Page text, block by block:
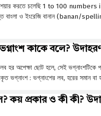
করতে চলেছি 1 to 100
বাংলা ও ইংরেজি বানান (banan/
কাকে বলে?
হর অপেক্ষা ছােট হলে, সেই ভগ্নাংশটিকে
ভগ্নাংশ : ভগ্নাংশের লব, হরের সমান
কয় প্রকার ও কী কী?